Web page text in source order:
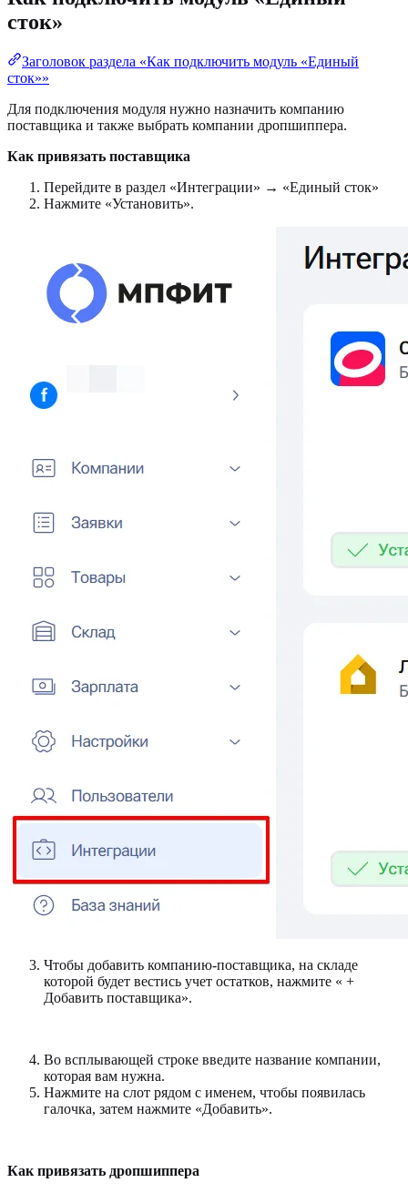
сток»
Заголовок раздела «Как подключить модуль «Единый
сток»»
Для подключения модуля нужно назначить компанию
поставщика и также выбрать компании дропшиппера.
Как привязать поставщика
Перейдите в раздел «Интеграции» → «Единый сток»
Нажмите «Установить».
Чтобы добавить компанию-поставщика, на складе
которой будет вестись учет остатков, нажмите « +
Добавить поставщика».
Во всплывающей строке введите название компании,
которая вам нужна.
Нажмите на слот рядом с именем, чтобы появилась
галочка, затем нажмите «Добавить».
Как привязать дропшиппера